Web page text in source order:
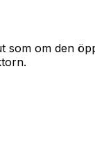
som om den